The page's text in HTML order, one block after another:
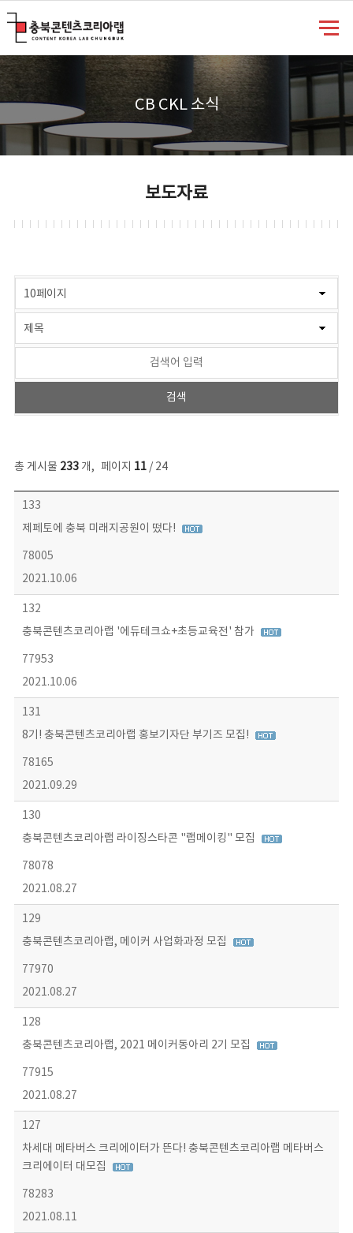
CB CKL 소식
보도자료
총 게시물 233개, 페이지 11/ 24
보도자료 목록 - 번호, 제목, 작성자, 파일, 조회수, 작성일 정보 제공
133
제페토에 충북 미래지공원이 떴다!
78005
2021.10.06
132
충북콘텐츠코리아랩 '에듀테크쇼+초등교육전' 참가
77953
2021.10.06
131
8기! 충북콘텐츠코리아랩 홍보기자단 부기즈 모집!
78165
2021.09.29
130
충북콘텐츠코리아랩 라이징스타콘 "랩메이킹" 모집
78078
2021.08.27
129
충북콘텐츠코리아랩, 메이커 사업화과정 모집
77970
2021.08.27
128
충북콘텐츠코리아랩, 2021 메이커동아리 2기 모집
77915
2021.08.27
127
차세대 메타버스 크리에이터가 뜬다! 충북콘텐츠코리아랩 메타버스
크리에이터 대모집
78283
2021.08.11